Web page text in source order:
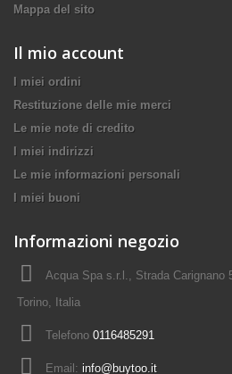
Mappa del sito
Il mio account
I miei ordini
Restituzione delle mie merci
Le mie note di credito
I miei indirizzi
Le mie informazioni personali
I miei buoni
Informazioni negozio
Acqua Spa s.r.l., Strada Carignano
Torino, Italia
Telefono 0116485291
Email: info@buytoo.it